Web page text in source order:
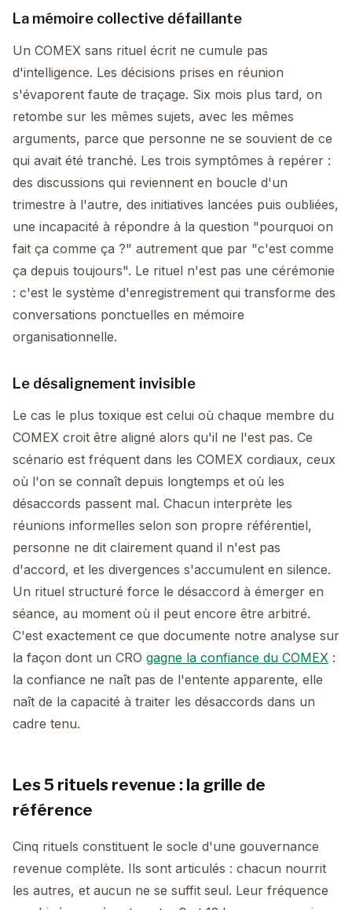
La mémoire collective défaillante
Un COMEX sans rituel écrit ne cumule pas
d'intelligence. Les décisions prises en réunion
s'évaporent faute de traçage. Six mois plus tard, on
retombe sur les mêmes sujets, avec les mêmes
arguments, parce que personne ne se souvient de ce
qui avait été tranché. Les trois symptômes à repérer :
des discussions qui reviennent en boucle d'un
trimestre à l'autre, des initiatives lancées puis oubliées,
une incapacité à répondre à la question "pourquoi on
fait ça comme ça ?" autrement que par "c'est comme
ça depuis toujours". Le rituel n'est pas une cérémonie
: c'est le système d'enregistrement qui transforme des
conversations ponctuelles en mémoire
organisationnelle.
Le désalignement invisible
Le cas le plus toxique est celui où chaque membre du
COMEX croit être aligné alors qu'il ne l'est pas. Ce
scénario est fréquent dans les COMEX cordiaux, ceux
où l'on se connaît depuis longtemps et où les
désaccords passent mal. Chacun interprète les
réunions informelles selon son propre référentiel,
personne ne dit clairement quand il n'est pas
d'accord, et les divergences s'accumulent en silence.
Un rituel structuré force le désaccord à émerger en
séance, au moment où il peut encore être arbitré.
C'est exactement ce que documente notre analyse sur
la façon dont un CRO gagne la confiance du COMEX :
la confiance ne naît pas de l'entente apparente, elle
naît de la capacité à traiter les désaccords dans un
cadre tenu.
Les 5 rituels revenue : la grille de
référence
Cinq rituels constituent le socle d'une gouvernance
revenue complète. Ils sont articulés : chacun nourrit
les autres, et aucun ne se suffit seul. Leur fréquence